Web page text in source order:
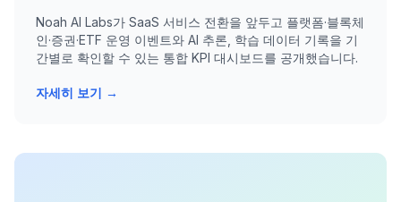
Noah AI Labs가 SaaS 서비스 전환을 앞두고 플랫폼·블록체
인·증권·ETF 운영 이벤트와 AI 추론, 학습 데이터 기록을 기
간별로 확인할 수 있는 통합 KPI 대시보드를 공개했습니다.
자세히 보기 →